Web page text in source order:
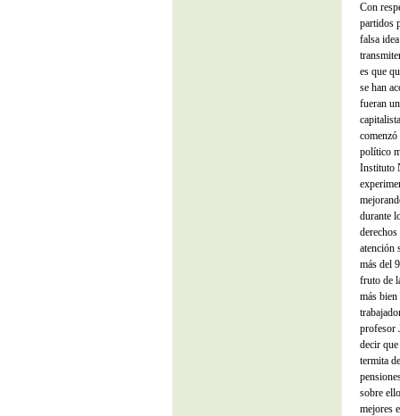
Con
partidos
falsa
es que
se han
fueran
político
Instituto
durante
atención
más del
fruto de
más
profesor
decir
termita
sobre
mejores